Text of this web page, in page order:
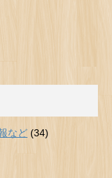
など (34)